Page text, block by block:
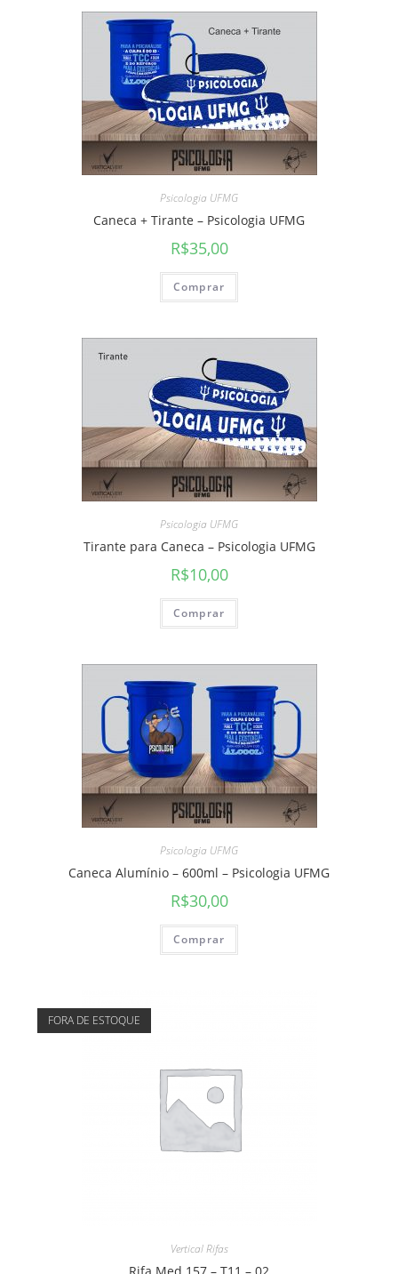
Psicologia UFMG
Caneca + Tirante – Psicologia UFMG
R$35,00
Comprar
Psicologia UFMG
Tirante para Caneca – Psicologia UFMG
R$10,00
Comprar
Psicologia UFMG
Caneca Alumínio – 600ml – Psicologia UFMG
R$30,00
Comprar
FORA DE ESTOQUE
Vertical Rifas